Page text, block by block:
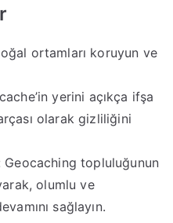
ortamları koruyun ve
yerini açıkça ifşa
olarak gizliliğini
Geocaching topluluğunun
olumlu ve
sağlayın.